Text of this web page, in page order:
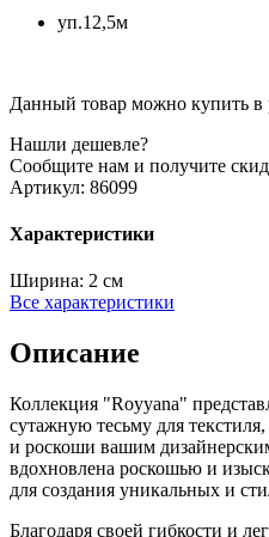
уп.12,5м
Данный товар можно купить в
Нашли дешевле?
Сообщите нам и получите
Артикул: 86099
Характеристики
Ширина: 2 см
Все характеристики
Описание
Коллекция "Royyana"
сутажную тесьму для
и роскоши вашим
вдохновлена роскошью и
для создания уникальных и
Благодаря своей гибкости и